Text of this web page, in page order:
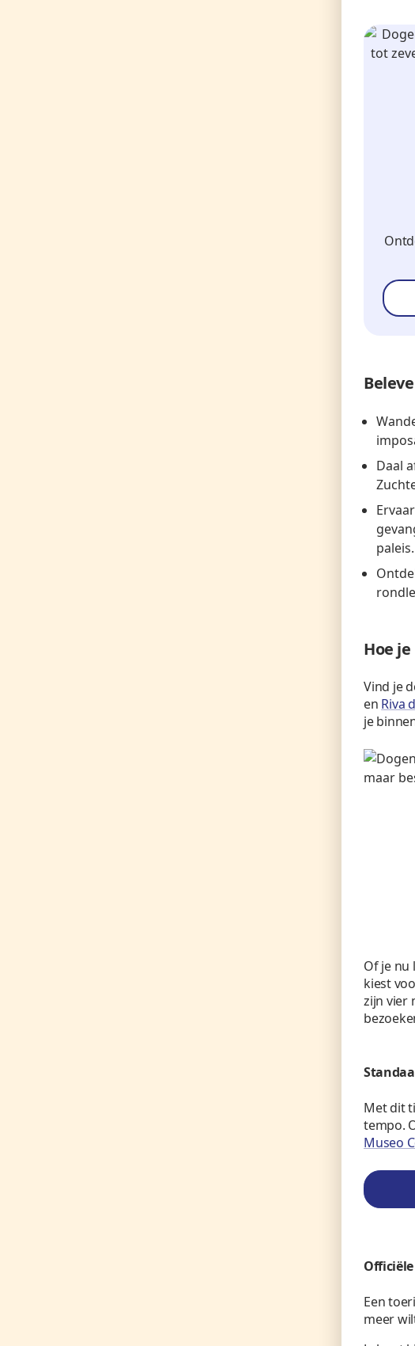
Daal
paleis.
Hoe
Vind je
en Riva
je
Of je nu
kiest
zijn vier
Met dit
tempo.
Museo
Een
meer